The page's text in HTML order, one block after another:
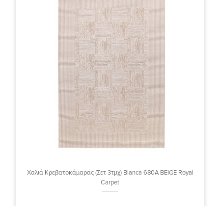
Χαλιά Κρεβατοκάμαρας (Σετ 3τμχ) Bianca 680A BEIGE Royal
Carpet